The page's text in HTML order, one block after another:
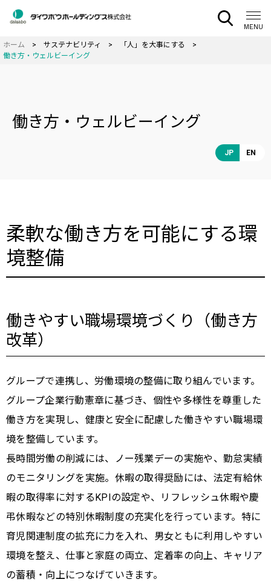
CLOSE
MENU
サステナビリティ
「人」を大事にする
働き方・ウェルビーイング
働き方・ウェルビーイング
JP EN
柔軟な働き方を可能にする環
境整備
働きやすい職場環境づくり（働き方
改革）
グループで連携し、労働環境の整備に取り組んでいます。
グループ企業行動憲章に基づき、個性や多様性を尊重した
働き方を実現し、健康と安全に配慮した働きやすい職場環
境を整備しています。
長時間労働の削減には、ノー残業デーの実施や、勤怠実績
のモニタリングを実施。休暇の取得奨励には、法定有給休
暇の取得率に対するKPIの設定や、リフレッシュ休暇や慶
弔休暇などの特別休暇制度の充実化を行っています。特に
育児関連制度の拡充に力を入れ、男女ともに利用しやすい
環境を整え、仕事と家庭の両立、定着率の向上、キャリア
の蓄積・向上につなげていきます。